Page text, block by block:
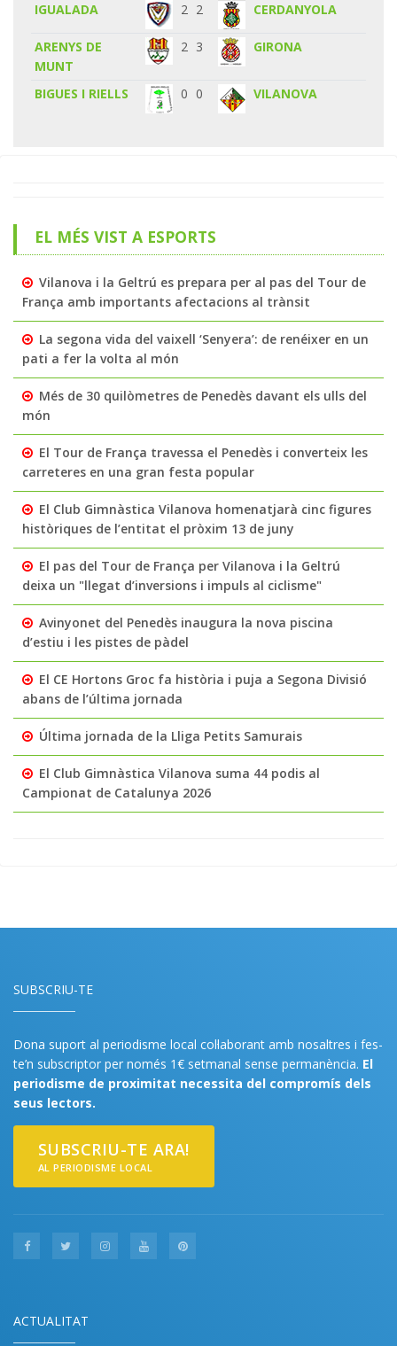
IGUALADA 2 2 CERDANYOLA
ARENYS DE
MUNT
2 3 GIRONA
BIGUES I RIELLS 0 0 VILANOVA
EL MÉS VIST A ESPORTS
Vilanova i la Geltrú es prepara per al pas del Tour de
França amb importants afectacions al trànsit
La segona vida del vaixell ‘Senyera’: de renéixer en un
pati a fer la volta al món
Més de 30 quilòmetres de Penedès davant els ulls del
món
El Tour de França travessa el Penedès i converteix les
carreteres en una gran festa popular
El Club Gimnàstica Vilanova homenatjarà cinc figures
històriques de l’entitat el pròxim 13 de juny
El pas del Tour de França per Vilanova i la Geltrú
deixa un "llegat d’inversions i impuls al ciclisme"
Avinyonet del Penedès inaugura la nova piscina
d’estiu i les pistes de pàdel
El CE Hortons Groc fa història i puja a Segona Divisió
abans de l’última jornada
Última jornada de la Lliga Petits Samurais
El Club Gimnàstica Vilanova suma 44 podis al
Campionat de Catalunya 2026
SUBSCRIU-TE
Dona suport al periodisme local col·laborant amb nosaltres i fes-
te’n subscriptor per només 1€ setmanal sense permanència. El
periodisme de proximitat necessita del compromís dels
seus lectors.
SUBSCRIU-TE ARA!
AL PERIODISME LOCAL
ACTUALITAT